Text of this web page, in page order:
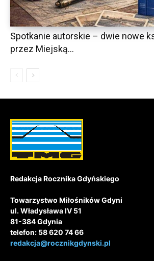
Spotkanie autorskie – dwie nowe
przez Miejską...
Redakcja Rocznika Gdyńskiego
Towarzystwo Miłośników Gdyni
ul. Władysława IV 51
81-384 Gdynia
telefon: 58 620 74 66
redakcja@rocznikgdynski.pl